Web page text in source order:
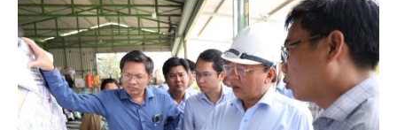
với tiến độ khác nhau.